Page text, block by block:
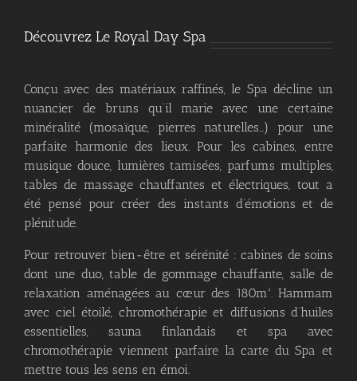
Découvrez Le Royal Day Spa
Conçu avec des matériaux raffinés, le Spa décline un
nuancier de bruns qu’il marie avec une certaine
minéralité (mosaïque, pierres naturelles…) pour une
parfaite harmonie des lieux. Pour les cabines, entre
musique douce, lumières tamisées, parfums multiples,
tables de massage chauffantes et électriques, tout a
été pensé pour créer des instants d’émotions et de
plénitude.
Pour retrouver bien-être et sérénité : cabines de soins
dont une duo, table de gommage chauffante, salle de
relaxation aménagées au cœur des 180m². Hammam
avec ciel étoilé, chromothérapie et diffusions d’huiles
essentielles, sauna finlandais et spa avec
chromothérapie viennent parfaire la carte du Spa et
mettre tous les sens en émoi.